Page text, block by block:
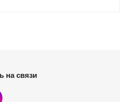
на связи